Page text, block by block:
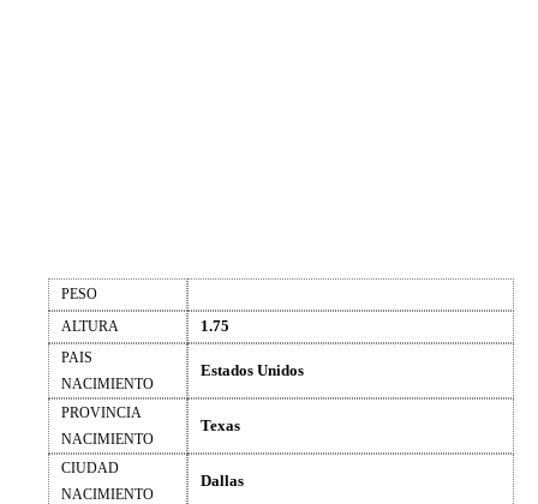
PESO
ALTURA
1.75
PAIS
NACIMIENTO
Estados Unidos
PROVINCIA
NACIMIENTO
Texas
CIUDAD
NACIMIENTO
Dallas